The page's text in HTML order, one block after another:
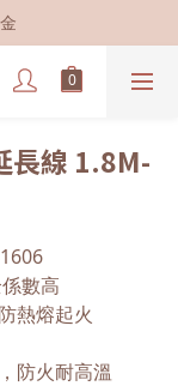
長線 1.8M-
數高
熱熔起火
防火耐高溫